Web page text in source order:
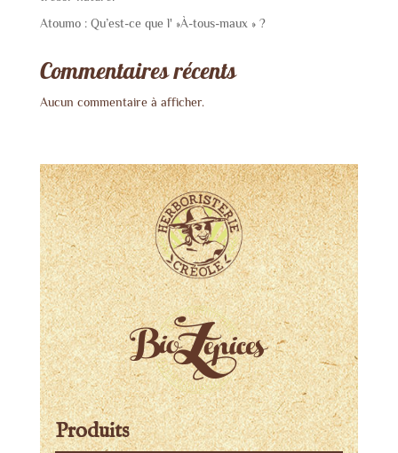
Atoumo : Qu’est-ce que l' »À-tous-maux » ?
Commentaires récents
Aucun commentaire à afficher.
Produits